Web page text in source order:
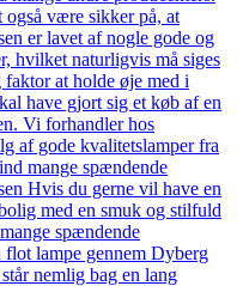
også være sikker på, at
er lavet af nogle gode og
hvilket naturligvis må siges
at holde øje med i
have gjort sig et køb af en
Vi forhandler hos
af gode kvalitetslamper fra
mange spændende
Hvis du gerne vil have en
med en smuk og stilfuld
spændende
lampe gennem Dyberg
nemlig bag en lang